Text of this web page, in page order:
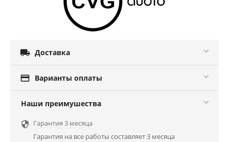
 Доставка
 Варианты оплаты
Наши преимушества
 Гарантия 3 месяца
Гарантия на все работы составляет 3 месяца